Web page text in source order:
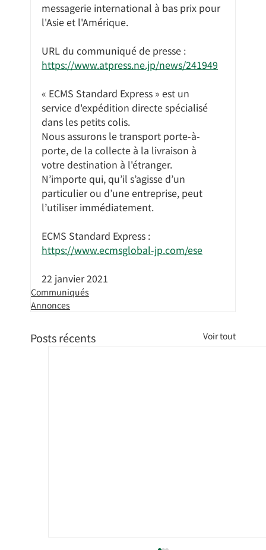
messagerie international à bas prix pour
l'Asie et l'Amérique.
URL du communiqué de presse :
https://www.atpress.ne.jp/news/241949
« ECMS Standard Express » est un
service d'expédition directe spécialisé
dans les petits colis.
Nous assurons le transport porte-à-
porte, de la collecte à la livraison à
votre destination à l'étranger.
N’importe qui, qu’il s’agisse d’un
particulier ou d’une entreprise, peut
l’utiliser immédiatement.
ECMS Standard Express :
https://www.ecmsglobal-jp.com/ese
22 janvier 2021
Communiqués
Annonces
Posts récents Voir tout